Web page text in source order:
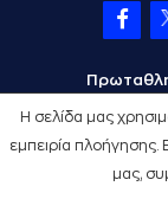
Η σελίδα μας
εμπειρία πλοήγησης.
μας,